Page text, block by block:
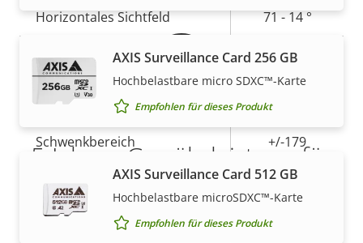
Horizontales Sichtfeld 71 - 14 °
Vertikales Sichtfeld 40-8 °
Schwenken/Neigen/Zoomen
Eigentumsbeschreibung Eigentumswert
Schwenkbereich +/-179
Neigungsbereich 90
Rundgangüberwachung
AXIS Surveillance Card 256 GB
Hochbelastbare micro SDXC™-Karte
Empfohlen für dieses Produkt
AXIS Surveillance Card 512 GB
Hochbelastbare microSDXC™-Karte
Empfohlen für dieses Produkt
5-Jahres-Gewährleistung für
ein sicheres Gefühl
Unsere neue 5-jährige Gewährleistung bietet